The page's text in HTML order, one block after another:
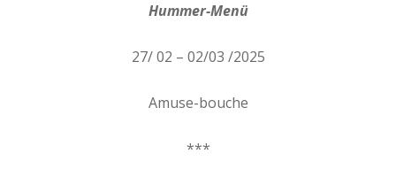
Hummer-Menü
27/ 02 – 02/03 /2025
Amuse-bouche
***